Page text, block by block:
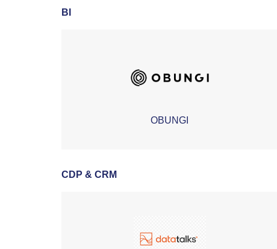
BI
OBUNGI
CDP & CRM